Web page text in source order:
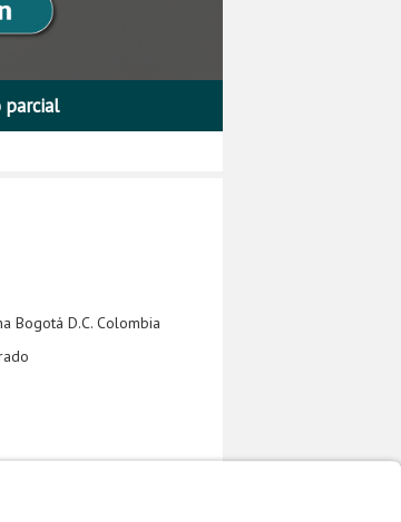
Bogotá D.C. Colombia